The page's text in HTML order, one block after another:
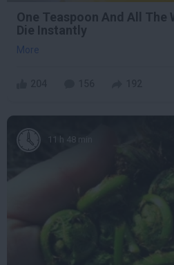
One Teaspoon And All The
Die Instantly
More
11 h 48 min